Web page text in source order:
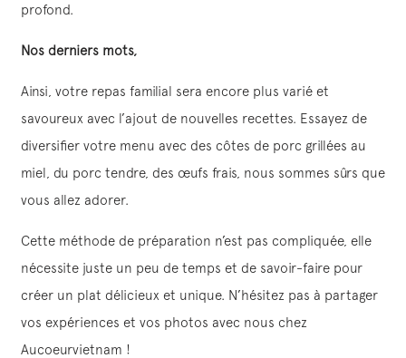
profond.
Nos derniers mots,
Ainsi, votre repas familial sera encore plus varié et
savoureux avec l’ajout de nouvelles recettes. Essayez de
diversifier votre menu avec des côtes de porc grillées au
miel, du porc tendre, des œufs frais, nous sommes sûrs que
vous allez adorer.
Cette méthode de préparation n’est pas compliquée, elle
nécessite juste un peu de temps et de savoir-faire pour
créer un plat délicieux et unique. N’hésitez pas à partager
vos expériences et vos photos avec nous chez
Aucoeurvietnam !